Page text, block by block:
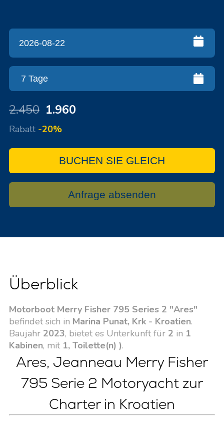
2.450 1.960
Rabatt -20%
BUCHEN SIE GLEICH
Anfrage absenden
Überblick
Motorboot Merry Fisher 795 Series 2 "Ares"
befindet sich in Marina Punat, Krk - Kroatien.
Baujahr 2023, bietet es Unterkunft für 2 in 1
Kabinen, mit 1, Toilette(n) ).
Ares, Jeanneau Merry Fisher
795 Serie 2 Motoryacht zur
Charter in Kroatien